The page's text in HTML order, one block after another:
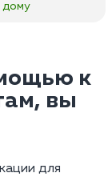
дому
к
вы
для